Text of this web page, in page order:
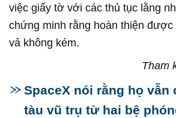
việc giấy tờ với các thủ tục lằng
chứng minh rằng hoàn thiện được
vả không kém.
Tham
SpaceX nói rằng họ vẫn
tàu vũ trụ từ hai bệ